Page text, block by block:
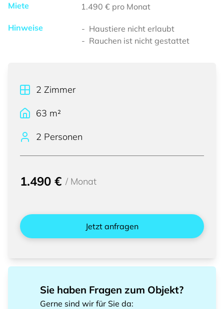
Miete
1.490 € pro Monat
Hinweise
Haustiere nicht erlaubt
Rauchen ist nicht gestattet
2 Zimmer
63 m²
2 Personen
1.490 € / Monat
Jetzt anfragen
Sie haben Fragen zum Objekt?
Gerne sind wir für Sie da: